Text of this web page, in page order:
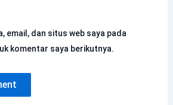
email, dan situs web saya pada
komentar saya berikutnya.